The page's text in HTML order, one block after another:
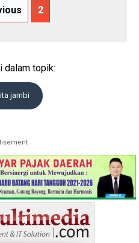
2
dalam topik:
jambi